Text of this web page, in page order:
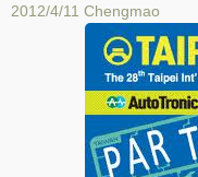
2012/4/11 Chengmao